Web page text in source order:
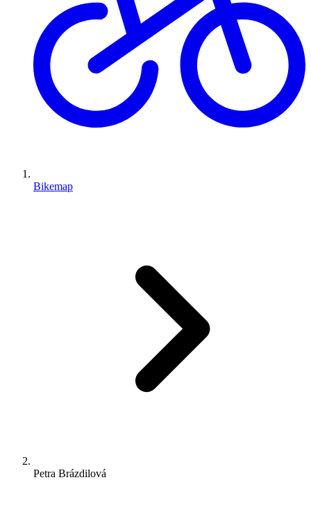
Bikemap
Petra Brázdilová